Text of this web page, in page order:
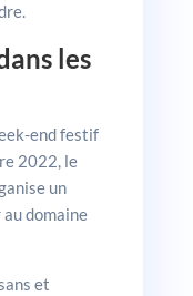
les
end festif
2022, le
un
domaine
et